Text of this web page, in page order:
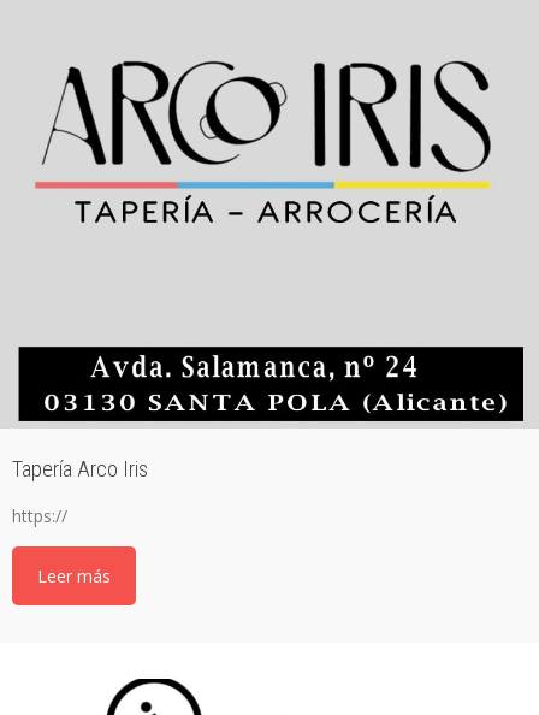
Tapería Arco Iris
https://
Leer más